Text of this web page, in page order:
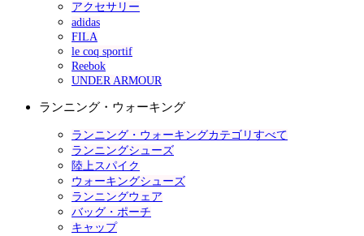
アクセサリー
adidas
FILA
le coq sportif
Reebok
UNDER ARMOUR
ランニング・ウォーキング
ランニング・ウォーキングカテゴリすべて
ランニングシューズ
陸上スパイク
ウォーキングシューズ
ランニングウェア
バッグ・ポーチ
キャップ